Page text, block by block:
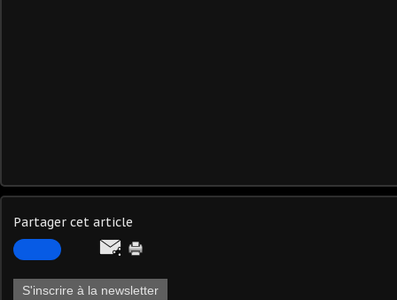
Partager cet article
S'inscrire à la newsletter